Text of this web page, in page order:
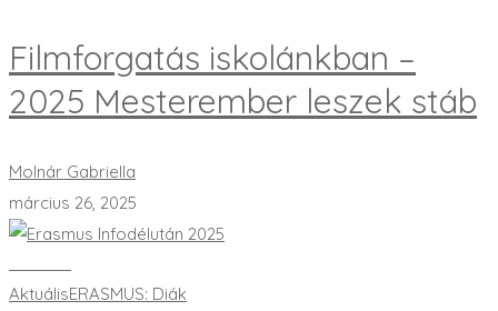
Filmforgatás iskolánkban –
2025 Mesterember leszek stáb
Molnár Gabriella
március 26, 2025
AktuálisERASMUS: Diák